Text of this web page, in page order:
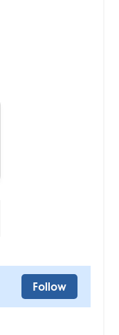
Follow